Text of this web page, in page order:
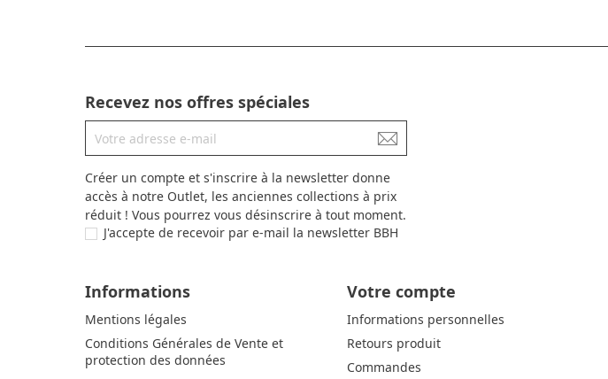
Recevez nos offres spéciales
Créer un compte et s'inscrire à la newsletter donne
accès à notre Outlet, les anciennes collections à prix
réduit ! Vous pourrez vous désinscrire à tout moment.
J'accepte de recevoir par e-mail la newsletter BBH
Informations
Mentions légales
Conditions Générales de Vente et
protection des données
Votre compte
Informations personnelles
Retours produit
Commandes